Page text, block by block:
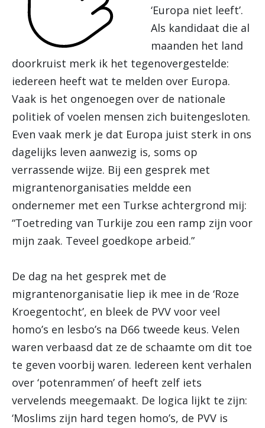
‘Europa niet leeft’.
Als kandidaat die al
maanden het land
doorkruist merk ik het tegenovergestelde:
iedereen heeft wat te melden over Europa.
Vaak is het ongenoegen over de nationale
politiek of voelen mensen zich buitengesloten.
Even vaak merk je dat Europa juist sterk in ons
dagelijks leven aanwezig is, soms op
verrassende wijze. Bij een gesprek met
migrantenorganisaties meldde een
ondernemer met een Turkse achtergrond mij:
“Toetreding van Turkije zou een ramp zijn voor
mijn zaak. Teveel goedkope arbeid.”
De dag na het gesprek met de
migrantenorganisatie liep ik mee in de ‘Roze
Kroegentocht’, en bleek de PVV voor veel
homo’s en lesbo’s na D66 tweede keus. Velen
waren verbaasd dat ze de schaamte om dit toe
te geven voorbij waren. Iedereen kent verhalen
over ‘potenrammen’ of heeft zelf iets
vervelends meegemaakt. De logica lijkt te zijn:
‘Moslims zijn hard tegen homo’s, de PVV is